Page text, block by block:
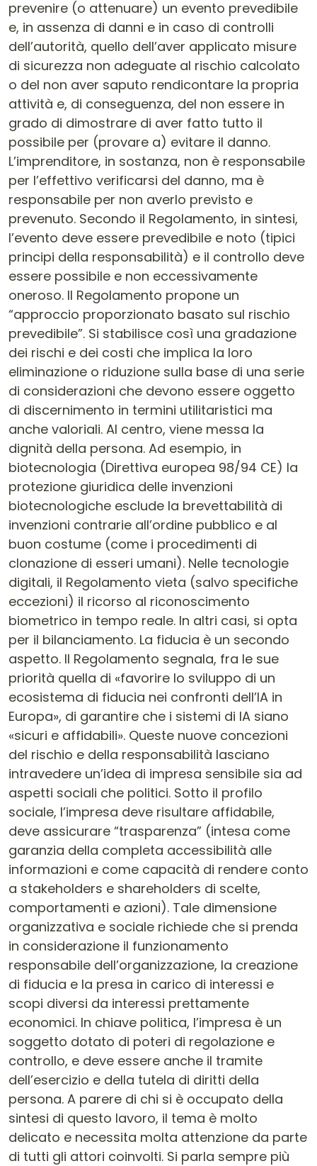
prevenire (o attenuare) un evento prevedibile
e, in assenza di danni e in caso di controlli
dell’autorità, quello dell’aver applicato misure
di sicurezza non adeguate al rischio calcolato
o del non aver saputo rendicontare la propria
attività e, di conseguenza, del non essere in
grado di dimostrare di aver fatto tutto il
possibile per (provare a) evitare il danno.
L’imprenditore, in sostanza, non è responsabile
per l’effettivo verificarsi del danno, ma è
responsabile per non averlo previsto e
prevenuto. Secondo il Regolamento, in sintesi,
l’evento deve essere prevedibile e noto (tipici
principi della responsabilità) e il controllo deve
essere possibile e non eccessivamente
oneroso. Il Regolamento propone un
“approccio proporzionato basato sul rischio
prevedibile”. Si stabilisce così una gradazione
dei rischi e dei costi che implica la loro
eliminazione o riduzione sulla base di una serie
di considerazioni che devono essere oggetto
di discernimento in termini utilitaristici ma
anche valoriali. Al centro, viene messa la
dignità della persona. Ad esempio, in
biotecnologia (Direttiva europea 98/94 CE) la
protezione giuridica delle invenzioni
biotecnologiche esclude la brevettabilità di
invenzioni contrarie all’ordine pubblico e al
buon costume (come i procedimenti di
clonazione di esseri umani). Nelle tecnologie
digitali, il Regolamento vieta (salvo specifiche
eccezioni) il ricorso al riconoscimento
biometrico in tempo reale. In altri casi, si opta
per il bilanciamento. La fiducia è un secondo
aspetto. Il Regolamento segnala, fra le sue
priorità quella di «favorire lo sviluppo di un
ecosistema di fiducia nei confronti dell’IA in
Europa», di garantire che i sistemi di IA siano
«sicuri e affidabili». Queste nuove concezioni
del rischio e della responsabilità lasciano
intravedere un’idea di impresa sensibile sia ad
aspetti sociali che politici. Sotto il profilo
sociale, l’impresa deve risultare affidabile,
deve assicurare “trasparenza” (intesa come
garanzia della completa accessibilità alle
informazioni e come capacità di rendere conto
a stakeholders e shareholders di scelte,
comportamenti e azioni). Tale dimensione
organizzativa e sociale richiede che si prenda
in considerazione il funzionamento
responsabile dell’organizzazione, la creazione
di fiducia e la presa in carico di interessi e
scopi diversi da interessi prettamente
economici. In chiave politica, l’impresa è un
soggetto dotato di poteri di regolazione e
controllo, e deve essere anche il tramite
dell’esercizio e della tutela di diritti della
persona. A parere di chi si è occupato della
sintesi di questo lavoro, il tema è molto
delicato e necessita molta attenzione da parte
di tutti gli attori coinvolti. Si parla sempre più